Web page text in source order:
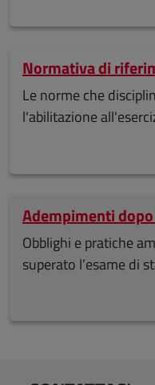
Normativa di
Le norme che
l'abilitazione
Adempimenti
Obblighi e pratiche
superato l’esame di